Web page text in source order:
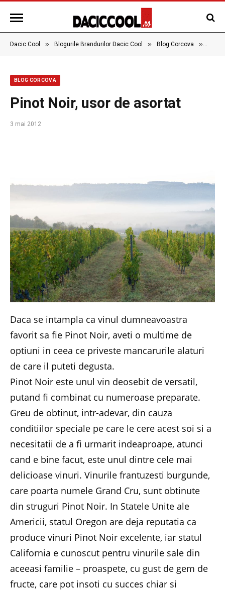
Dacic Cool » Blogurile Brandurilor Dacic Cool » Blog Corcova »
BLOG CORCOVA
Pinot Noir, usor de asortat
3 mai 2012
Daca se intampla ca vinul dumneavoastra
favorit sa fie Pinot Noir, aveti o multime de
optiuni in ceea ce priveste mancarurile alaturi
de care il puteti degusta.
Pinot Noir este unul vin deosebit de versatil,
putand fi combinat cu numeroase preparate.
Greu de obtinut, intr-adevar, din cauza
conditiilor speciale pe care le cere acest soi si a
necesitatii de a fi urmarit indeaproape, atunci
cand e bine facut, este unul dintre cele mai
delicioase vinuri. Vinurile frantuzesti burgunde,
care poarta numele Grand Cru, sunt obtinute
din struguri Pinot Noir. In Statele Unite ale
Americii, statul Oregon are deja reputatia ca
produce vinuri Pinot Noir excelente, iar statul
California e cunoscut pentru vinurile sale din
aceeasi familie – proaspete, cu gust de gem de
fructe, care pot insoti cu succes chiar si